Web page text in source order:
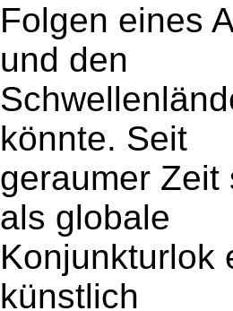
Folgen eines
und den
könnte. Seit
geraumer Zeit
als globale
Konjunkturlok
künstlich